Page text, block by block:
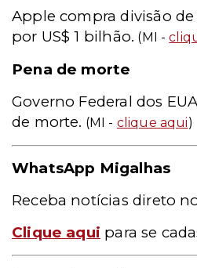
Apple compra divisão
por US$ 1 bilhão. (MI -
Pena de morte
Governo Federal dos
de morte. (MI - clique aqui)
WhatsApp Migalhas
Receba notícias direto
Clique aqui para se